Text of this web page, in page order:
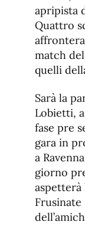
apripista
Quattro
match
quelli
Sarà la
Lobietti,
fase pre
gara in
a
giorno
aspetterà